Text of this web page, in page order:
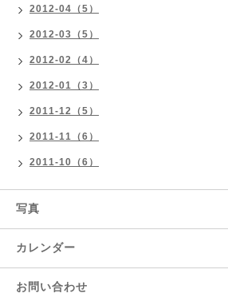
2012-04（5）
2012-03（5）
2012-02（4）
2012-01（3）
2011-12（5）
2011-11（6）
2011-10（6）
写真
カレンダー
お問い合わせ